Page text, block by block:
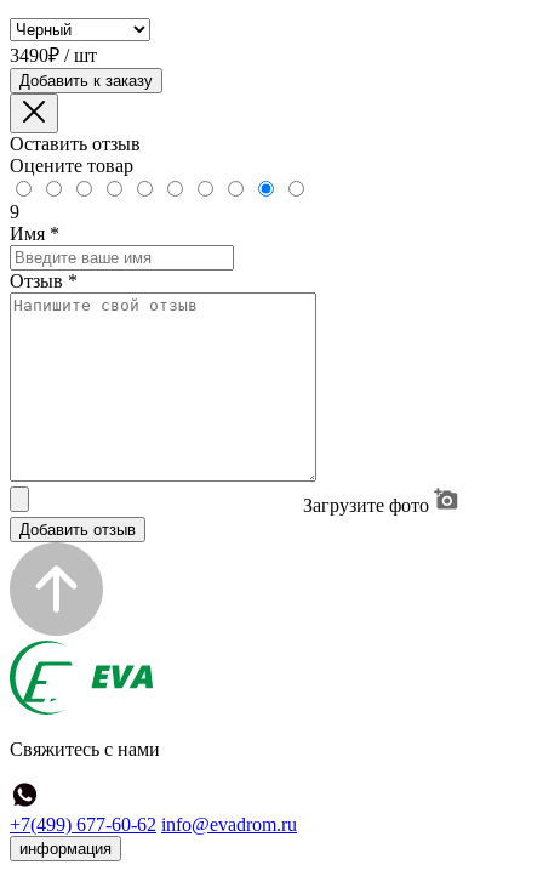
3490₽ / шт
Добавить к заказу
Оставить отзыв
Оцените товар
9
Имя *
Отзыв *
Загрузите фото
Добавить отзыв
Свяжитесь с нами
+7(499) 677-60-62 info@evadrom.ru
информация